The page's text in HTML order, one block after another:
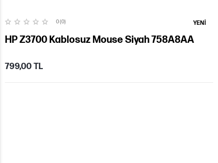
YENI
0 (0)
HP Z3700 Kablosuz Mouse Siyah 758A8AA
799,00 TL